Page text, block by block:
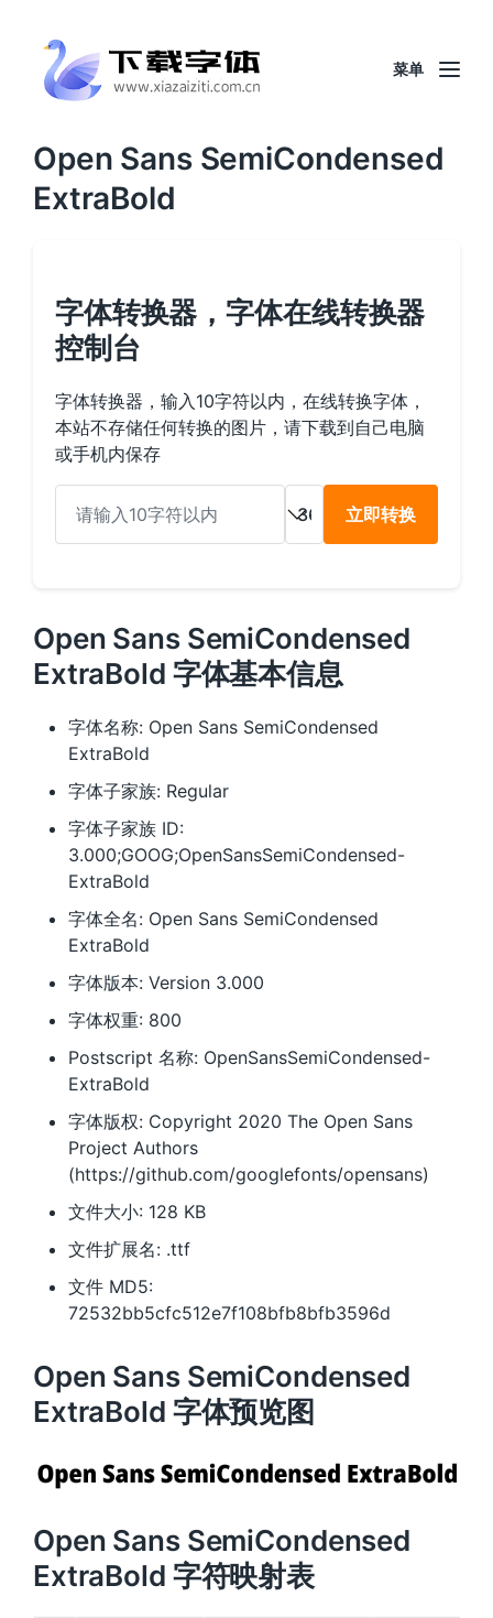
菜单
Open Sans SemiCondensed
ExtraBold
字体转换器，字体在线转换器
控制台
字体转换器，输入10字符以内，在线转换字体，
本站不存储任何转换的图片，请下载到自己电脑
或手机内保存
立即转换
Open Sans SemiCondensed
ExtraBold 字体基本信息
字体名称: Open Sans SemiCondensed
ExtraBold
字体子家族: Regular
字体子家族 ID:
3.000;GOOG;OpenSansSemiCondensed-
ExtraBold
字体全名: Open Sans SemiCondensed
ExtraBold
字体版本: Version 3.000
字体权重: 800
Postscript 名称: OpenSansSemiCondensed-
ExtraBold
字体版权: Copyright 2020 The Open Sans
Project Authors
(https://github.com/googlefonts/opensans)
文件大小: 128 KB
文件扩展名: .ttf
文件 MD5:
72532bb5cfc512e7f108bfb8bfb3596d
Open Sans SemiCondensed
ExtraBold 字体预览图
Open Sans SemiCondensed
ExtraBold 字符映射表